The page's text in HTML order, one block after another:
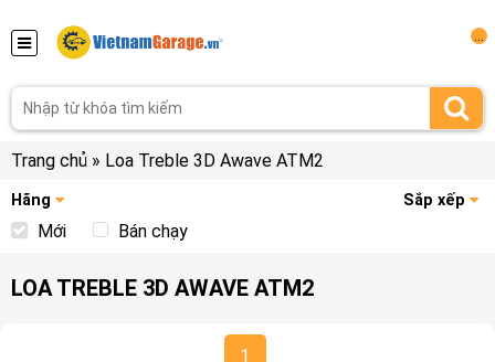
Trang chủ » Loa Treble 3D Awave ATM2
Hãng Sắp xếp
Mới Bán chạy
LOA TREBLE 3D AWAVE ATM2
1